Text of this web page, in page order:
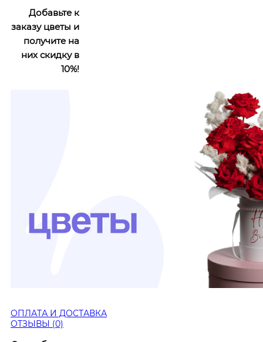
Добавьте к
заказу цветы и
получите на
них скидку в
10%!
ОПЛАТА И ДОСТАВКА
ОТЗЫВЫ (0)